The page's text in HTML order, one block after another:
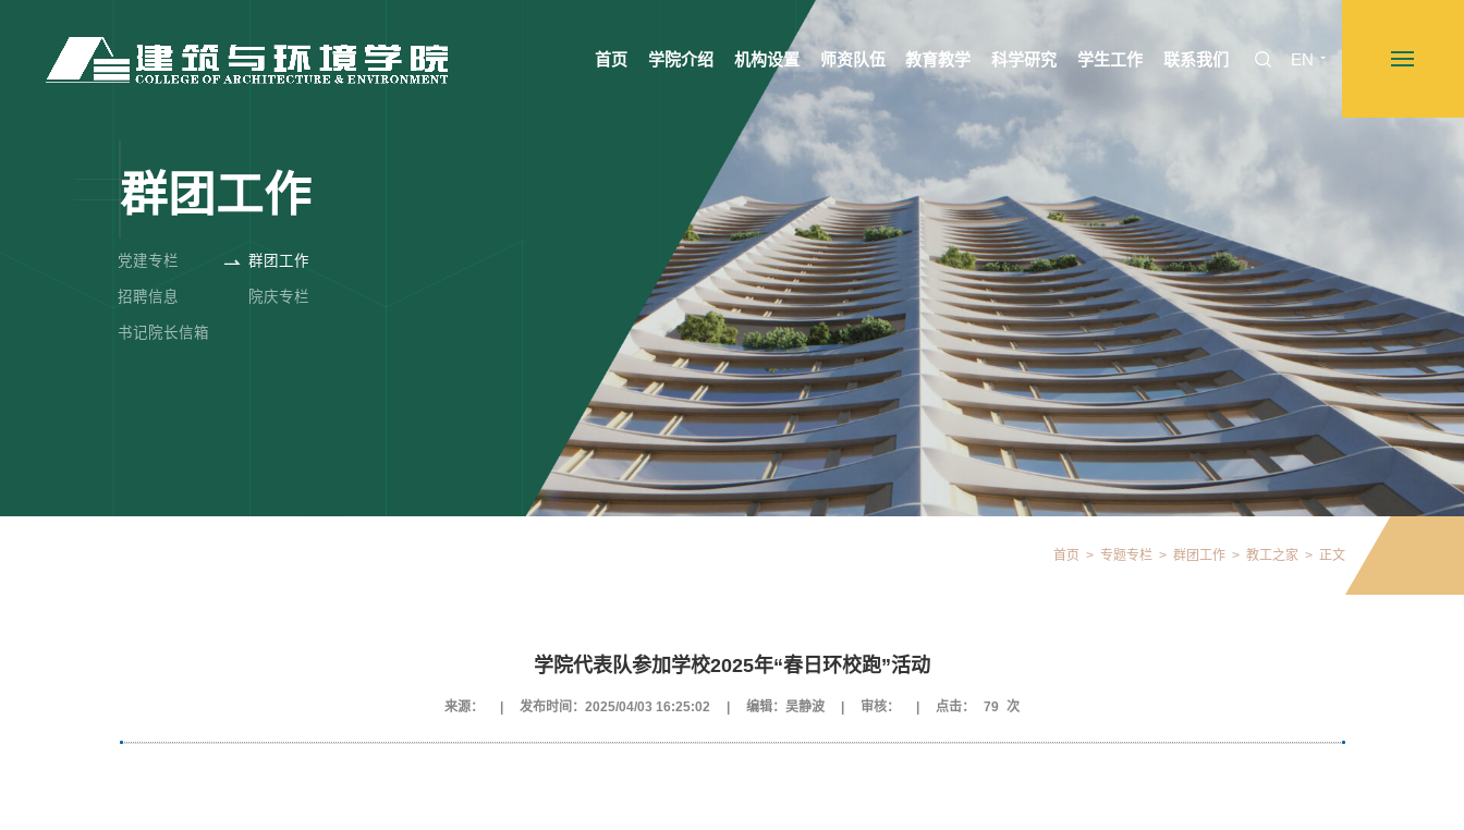
首页 学院介绍 机构设置 师资队伍 教育教学 科学研究 学生工作 联系我们 EN
群团工作
党建专栏 群团工作
招聘信息 院庆专栏
书记院长信箱
首页 > 专题专栏 > 群团工作 > 教工之家 > 正文
学院代表队参加学校2025年“春日环校跑”活动
来源： 发布时间：2025/04/03 16:25:02 编辑：吴静波 审核： 点击： 79 次